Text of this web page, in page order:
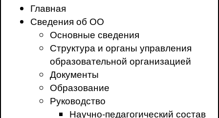
Главная
Сведения об ОО
Основные сведения
Структура и органы управления
образовательной организацией
Документы
Образование
Руководство
Научно-педагогический состав